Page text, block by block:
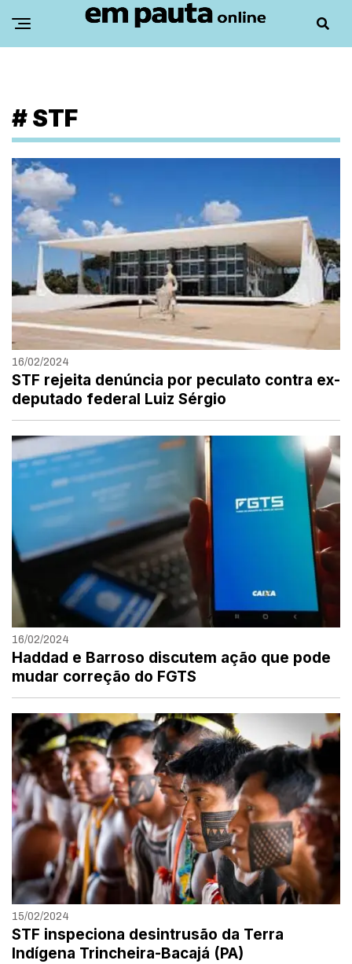
#STF
16/02/2024
STF rejeita denúncia por peculato contra ex-
deputado federal Luiz Sérgio
16/02/2024
Haddad e Barroso discutem ação que pode
mudar correção do FGTS
15/02/2024
STF inspeciona desintrusão da Terra
Indígena Trincheira-Bacajá (PA)